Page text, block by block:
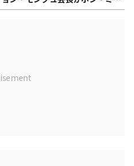
ィレクターの合意時点は…」"